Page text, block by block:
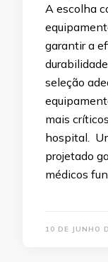
A escolha
garantir a
seleção
mais
hospital.
projetado
médicos
10 DE JUNHO